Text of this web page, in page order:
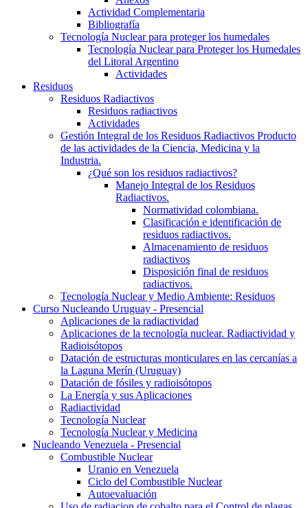
Actividad Complementaria
Bibliografía
Tecnología Nuclear para proteger los humedales
Tecnología Nuclear para Proteger los Humedales
del Litoral Argentino
Actividades
Residuos
Residuos Radiactivos
Residuos radiactivos
Actividades
Gestión Integral de los Residuos Radiactivos Producto
de las actividades de la Ciencia, Medicina y la
Industria.
¿Qué son los residuos radiactivos?
Manejo Integral de los Residuos
Radiactivos.
Normatividad colombiana.
Clasificación e identificación de
residuos radiactivos.
Almacenamiento de residuos
radiactivos
Disposición final de residuos
radiactivos.
Tecnología Nuclear y Medio Ambiente: Residuos
Curso Nucleando Uruguay - Presencial
Aplicaciones de la radiactividad
Aplicaciones de la tecnología nuclear. Radiactividad y
Radioisótopos
Datación de estructuras monticulares en las cercanías a
la Laguna Merín (Uruguay)
Datación de fósiles y radioisótopos
La Energía y sus Aplicaciones
Radiactividad
Tecnología Nuclear
Tecnología Nuclear y Medicina
Nucleando Venezuela - Presencial
Combustible Nuclear
Uranio en Venezuela
Ciclo del Combustible Nuclear
Autoevaluación